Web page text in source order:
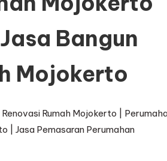
Bangun
Mojokerto
Rumah Mojokerto |
| Jasa Pemasaran Perumahan